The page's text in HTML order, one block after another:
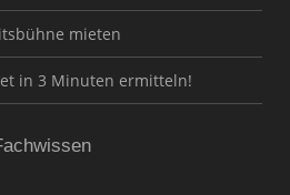
mieten
in 3 Minuten ermitteln!